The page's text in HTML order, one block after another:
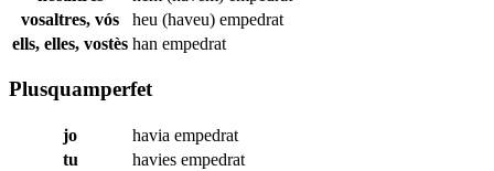
vosaltres, vós
heu (haveu) empedrat
ells, elles, vostès han empedrat
Plusquamperfet
jo havia empedrat
tu
havies empedrat